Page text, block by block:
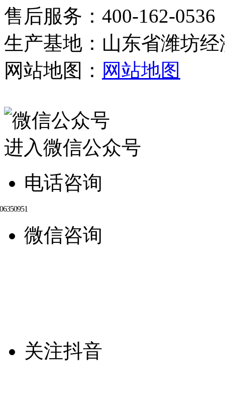
售后服务：400-162-0536
生产基地：山东省潍坊
网站地图： 网站地图
进入微信公众号
电话咨询
微信咨询
关注抖音